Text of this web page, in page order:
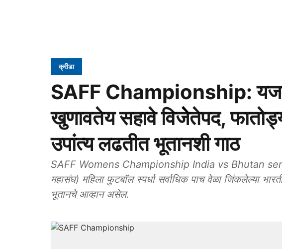
क्रीडा
SAFF Championship:
खुणावतेय सहावे विजेेतेपद,
उपांत्य लढतीत भूतानशी गाठ
SAFF Womens Championship India vs Bhutan
महासंघ) महिला फुटबॉल स्पर्धा सर्वाधिक पाच वेळा जिंकलेल्या भारतीय संघासमोर यावेळी उपांत्य फेरीत
भूतानचे आव्हान असेल.